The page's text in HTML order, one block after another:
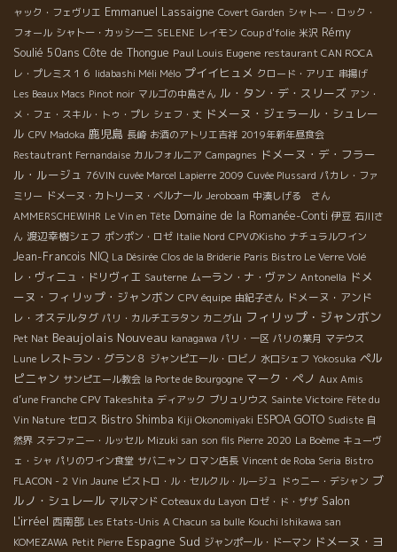
ャック・フェヴリエ Emmanuel Lassaigne Covert Garden シャトー・ロック・
フォール シャトー・カッシーニ SELENE レイモン Coup d'folie 米沢 Rémy
Soulié 50ans Côte de Thongue Paul Louis Eugene restaurant CAN ROCA
レ・プレミス１６ Iidabashi Méli Mélo プイイヒュメ クロード・アリエ 串揚げ
Les Beaux Macs Pinot noir マルゴの中島さん ル・タン・デ・スリーズ アン・
メ・フェ・スキル・トゥ・プレ シェフ・丈 ドメーヌ・ジェラール・シュレー
ル CPV Madoka 鹿児島 長崎 お酒のアトリエ吉祥 2019年新年昼食会
Restautrant Fernandaise カルフォルニア Campagnes ドメーヌ・デ・フラー
ル・ルージュ 76VIN cuvée Marcel Lapierre 2009 Cuvée Plussard パカレ・ファ
ミリー ドメーヌ・カトリーヌ・ベルナール Jeroboam 中湊しげる さん
AMMERSCHEWIHR Le Vin en Tête Domaine de la Romanée-Conti 伊豆 石川さ
ん 渡辺幸樹シェフ ポンポン・ロゼ Italie Nord CPVのKisho ナチュラルワイン
Jean-Francois NIQ La Désirée Clos de la Briderie Paris Bistro Le Verre Volé
レ・ヴィニュ・ドリヴィエ Sauterne ムーラン・ナ・ヴァン Antonella ドメ
ーヌ・フィリップ・ジャンボン CPV équipe 由紀子さん ドメーヌ・アンド
レ・オステルタグ パリ・カルチエラタン カニグ山 フィリップ・ジャンボン
Pet Nat Beaujolais Nouveau kanagawa パリ・一区 パリの葉月 マテウス
Lune レストラン・グラン８ ジャンピエール・ロビノ 水口シェフ Yokosuka ペル
ピニャン サンピエール教会 la Porte de Bourgogne マーク・ペノ Aux Amis
d’une Franche CPV Takeshita ディアック ブリュリウス Sainte Victoire Fête du
Vin Nature セロス Bistro Shimba Kiji Okonomiyaki ESPOA GOTO Sudiste 自
然界 ステファニー・ルッセル Mizuki san son fils Pierre 2020 La Boème キューヴ
ェ・シャ パリのワイン食堂 サバニャン ロマン店長 Vincent de Roba Seria Bistro
FLACON - 2 Vin Jaune ビストロ・ル・セルクル・ルージュ ドゥニー・デシャン ブ
ルノ・シュレール マルマンド Coteaux du Layon ロゼ・ド・ザザ Salon
L'irréel 西南部 Les Etats-Unis A Chacun sa bulle Kouchi Ishikawa san
KOMEZAWA Petit Pierre Espagne Sud ジャンポール・ドーマン ドメーヌ・ヨ